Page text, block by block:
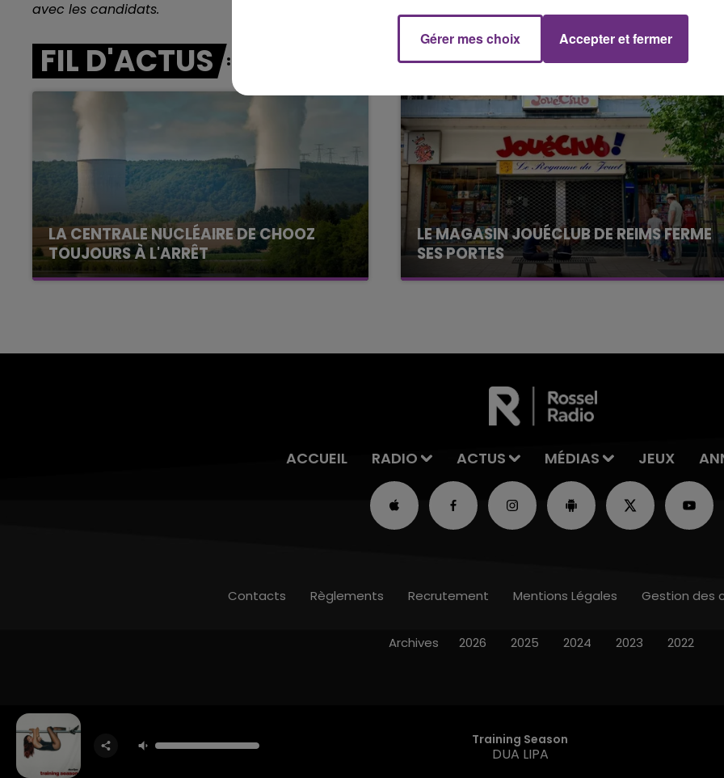
avec les candidats.
FIL D'ACTUS
LA CENTRALE NUCLÉAIRE DE CHOOZ
TOUJOURS À L'ARRÊT
Cela fait déjà une semaine que la centrale
LE MAGASIN JOUÉCLUB DE REIMS FERME
SES PORTES
C'était l'une des institutions du centre-ville
FM LE WEEK-END CHAMPAGNE FM
16h00 - 20h00
LE WEEK-END CHAMPAGNE FM
ACCUEIL RADIO ACTUS MÉDIAS JEUX
Training Season
DUA LIPA
Contacts Règlements Recrutement Mentions Légales Gestion des
Archives 2026 2025 2024 2023 2022
Gérer mes choix Accepter et fermer